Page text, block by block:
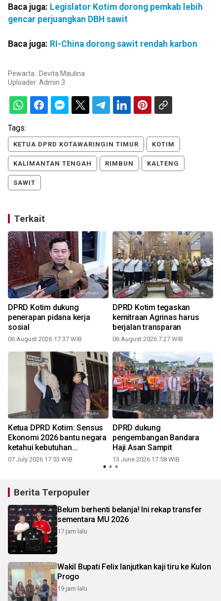
Baca juga: Legislator Kotim dorong pemkab lebih
gencar perjuangkan DBH sawit
Baca juga: RI-China dorong sawit rendah karbon
Pewarta : Devita Maulina
Uploader: Admin 3
Tags:
KETUA DPRD KOTAWARINGIN TIMUR KOTIM
KALIMANTAN TENGAH RIMBUN KALTENG
SAWIT
Terkait
DPRD Kotim dukung
penerapan pidana kerja
sosial
06 August 2026 17:37 WIB
DPRD Kotim tegaskan
kemitraan Agrinas harus
berjalan transparan
06 August 2026 7:27 WIB
Ketua DPRD Kotim: Sensus
Ekonomi 2026 bantu negara
ketahui kebutuhan
masyarakat
07 July 2026 17:53 WIB
DPRD dukung
pengembangan Bandara
Haji Asan Sampit
13 June 2026 17:58 WIB
Berita Terpopuler
Belum berhenti belanja! Ini rekap transfer
sementara MU 2026
17 jam lalu
Wakil Bupati Felix lanjutkan kaji tiru ke Kulon
Progo
19 jam lalu